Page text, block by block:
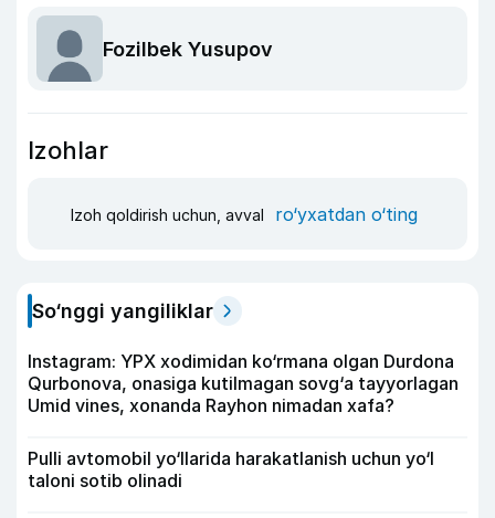
Fozilbek Yusupov
Izohlar
Izoh qoldirish uchun, avval ro‘yxatdan o‘ting
So‘nggi yangiliklar
Instagram: YPX xodimidan ko‘rmana olgan Durdona
Qurbonova, onasiga kutilmagan sovg‘a tayyorlagan
Umid vines, xonanda Rayhon nimadan xafa?
Pulli avtomobil yo‘llarida harakatlanish uchun yo‘l
taloni sotib olinadi